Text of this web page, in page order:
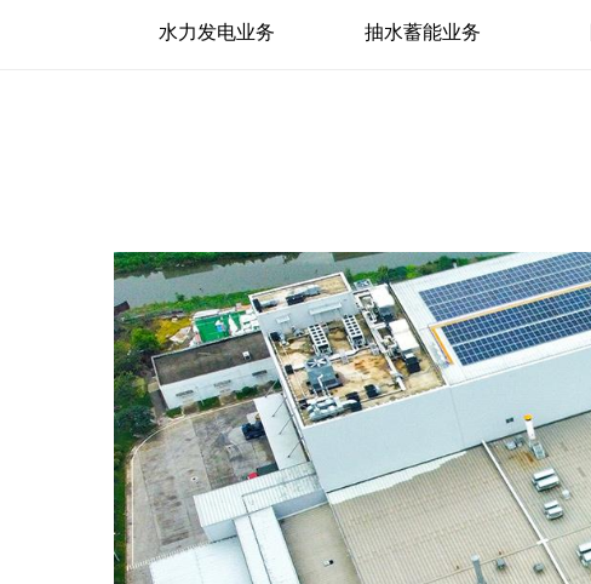
水力发电业务 抽水蓄能业务